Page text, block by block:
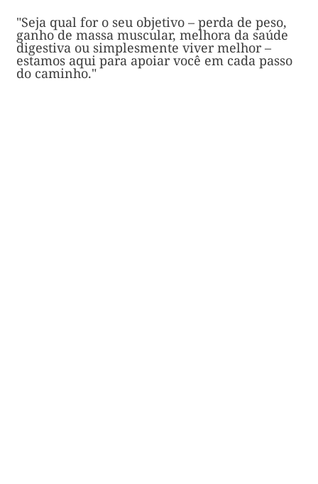
"Seja qual for o seu objetivo – perda de peso,
ganho de massa muscular, melhora da saúde
digestiva ou simplesmente viver melhor –
estamos aqui para apoiar você em cada passo
do caminho."